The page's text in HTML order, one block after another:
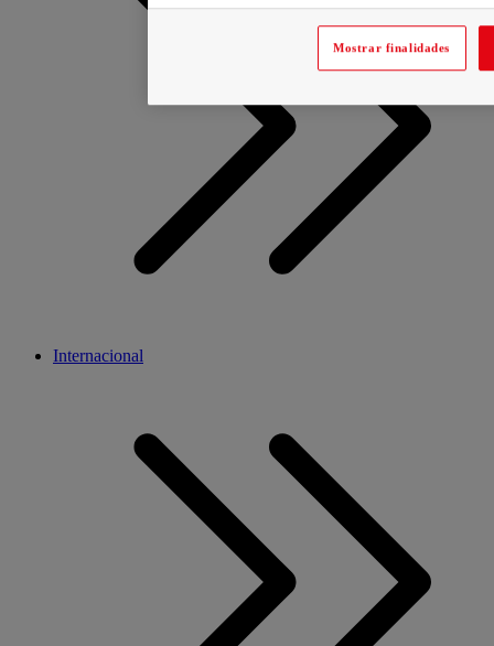
Internacional
Mostrar finalidades